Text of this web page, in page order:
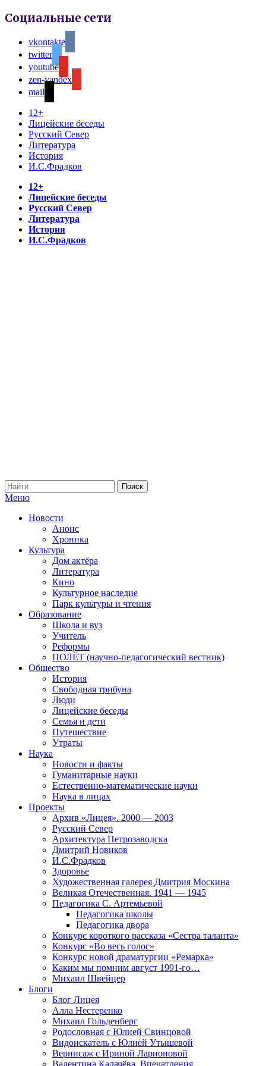
Социальные сети
vkontakte
twitter
youtube
zen-yandex
mail
12+
Лицейские беседы
Русский Север
Литература
История
И.С.Фрадков
12+
Лицейские беседы
Русский Север
Литература
История
И.С.Фрадков
Меню
Новости
Анонс
Хроника
Культура
Дом актёра
Литература
Кино
Культурное наследие
Парк культуры и чтения
Образование
Школа и вуз
Учитель
Реформы
ПОЛЁТ (научно-педагогический вестник)
Общество
История
Свободная трибуна
Люди
Лицейские беседы
Семья и дети
Путешествие
Утраты
Наука
Новости и факты
Гуманитарные науки
Естественно-математические науки
Наука в лицах
Проекты
Архив «Лицея». 2000 — 2003
Русский Север
Архитектура Петрозаводска
Дмитрий Новиков
И.С.Фрадков
Здоровье
Художественная галерея Дмитрия Москина
Великая Отечественная. 1941 — 1945
Педагогика С. Артемьевой
Педагогика школы
Педагогика двора
Конкурс короткого рассказа «Сестра таланта»
Конкурс «Во весь голос»
Конкурс новой драматургии «Ремарка»
Каким мы помним август 1991-го…
Михаил Швейцер
Блоги
Блог Лицея
Алла Нестеренко
Михаил Гольденберг
Родословная с Юлией Свинцовой
Видоискатель с Юлией Утышевой
Вернисаж с Ириной Ларионовой